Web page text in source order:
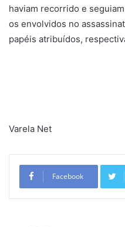
haviam recorrido e
os envolvidos no
papéis atribuídos,
Varela Net
Facebook